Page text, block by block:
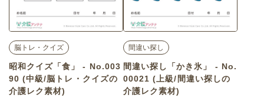
脳トレ・クイズ
昭和クイズ「食」 - No.003
90 (中級/脳トレ・クイズの
介護レク素材)
間違い探し
間違い探し「かき氷」 - No.
00021 (上級/間違い探しの
介護レク素材)